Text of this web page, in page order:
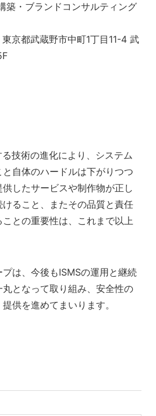
築・ブランドコンサルティング
京都武蔵野市中町1丁目11-4 武
技術の進化により、システム
自体のハードルは下がりつつ
したサービスや制作物が正し
けること、またその品質と責任
との重要性は、これまで以上
は、今後もISMSの運用と継続
となって取り組み、安全性の
供を進めてまいります。